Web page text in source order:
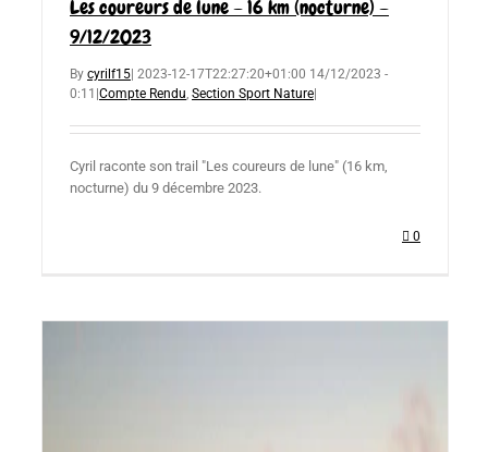
Les coureurs de lune – 16 km (nocturne) –
9/12/2023
By cyrilf15 2023-12-17T22:27:20+01:00 14/12/2023 -
0:11 Compte Rendu, Section Sport Nature
Cyril raconte son trail "Les coureurs de lune" (16 km,
nocturne) du 9 décembre 2023.
0